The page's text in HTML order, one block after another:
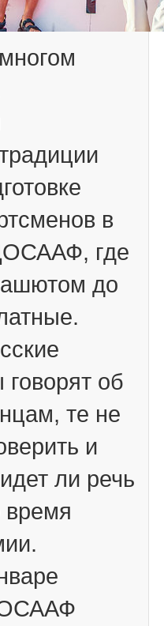
в
где
до
об
те не
и
ли речь
время